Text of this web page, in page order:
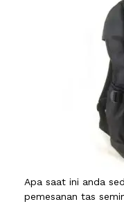
Apa saat ini anda
pemesanan tas